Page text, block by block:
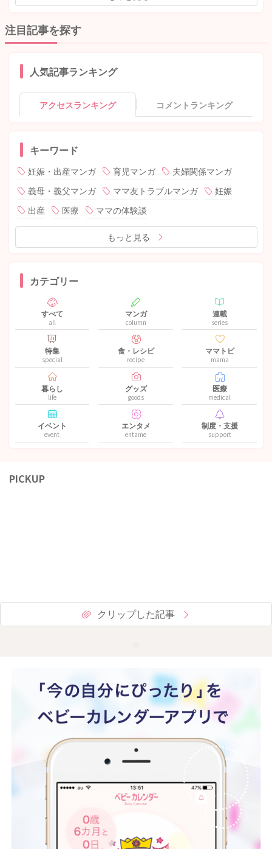
注目記事を探す
人気記事ランキング
アクセスランキング コメントランキング
キーワード
妊娠・出産マンガ 育児マンガ
夫婦関係マンガ
義母・義父マンガ
ママ友トラブルマンガ
妊娠
出産
医療 ママの体験談
もっと見る
カテゴリー
すべて
all
マンガ
column
連載
series
特集
special
食・レシピ
recipe
ママトピ
mama
暮らし
life
グッズ
goods
医療
medical
イベント
event
エンタメ
entame
制度・支援
support
PICKUP
クリップした記事